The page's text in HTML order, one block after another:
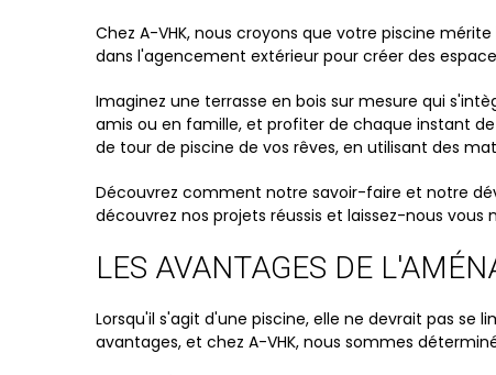
Chez A-VHK, nous croyons que votre piscine
dans l'agencement extérieur pour créer des
Imaginez une terrasse en bois sur mesure qui
amis ou en famille, et profiter de chaque instant
de tour de piscine de vos rêves, en utilisant des
Découvrez comment notre savoir-faire et notre
découvrez nos projets réussis et laissez-nous
LES AVANTAGES DE
Lorsqu'il s'agit d'une piscine, elle ne devrait pas
avantages, et chez A-VHK, nous sommes